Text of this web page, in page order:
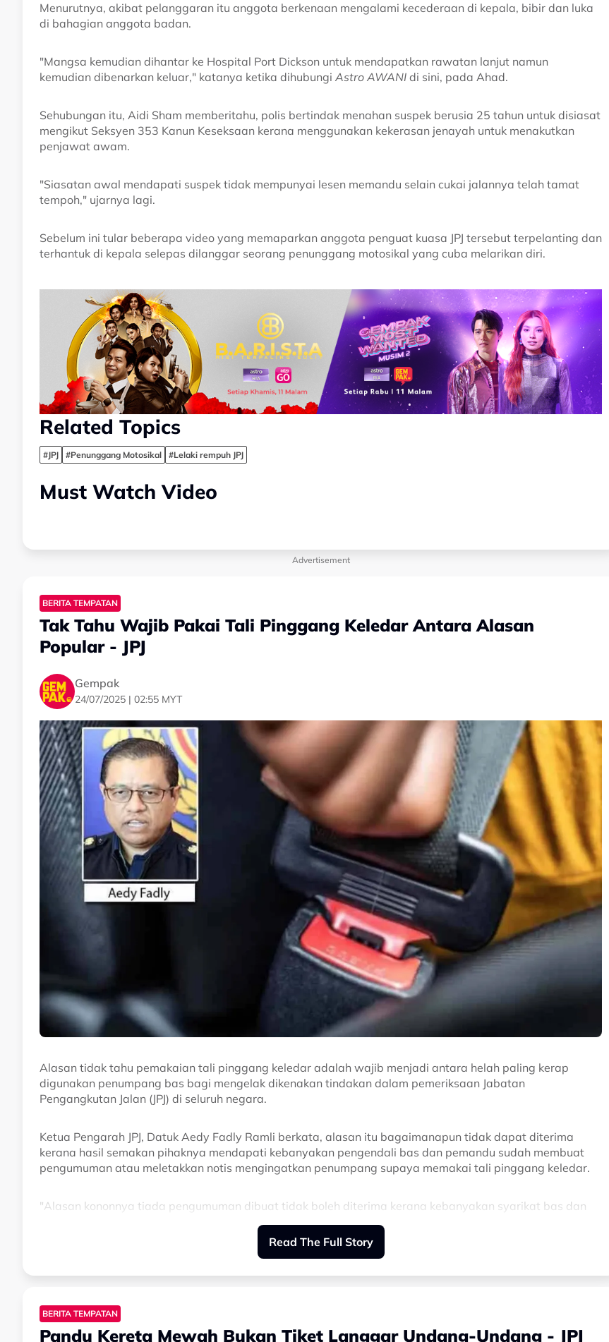
Menurutnya, akibat pelanggaran itu anggota berkenaan mengalami kecederaan di kepala, bibir dan luka
di bahagian anggota badan.
"Mangsa kemudian dihantar ke Hospital Port Dickson untuk mendapatkan rawatan lanjut namun
kemudian dibenarkan keluar," katanya ketika dihubungi Astro AWANI di sini, pada Ahad.
Sehubungan itu, Aidi Sham memberitahu, polis bertindak menahan suspek berusia 25 tahun untuk disiasat
mengikut Seksyen 353 Kanun Keseksaan kerana menggunakan kekerasan jenayah untuk menakutkan
penjawat awam.
"Siasatan awal mendapati suspek tidak mempunyai lesen memandu selain cukai jalannya telah tamat
tempoh," ujarnya lagi.
Sebelum ini tular beberapa video yang memaparkan anggota penguat kuasa JPJ tersebut terpelanting dan
terhantuk di kepala selepas dilanggar seorang penunggang motosikal yang cuba melarikan diri.
Related Topics
#JPJ #Penunggang Motosikal #Lelaki rempuh JPJ
Must Watch Video
Advertisement
BERITA TEMPATAN
Tak Tahu Wajib Pakai Tali Pinggang Keledar Antara Alasan
Popular - JPJ
Gempak
24/07/2025 | 02:55 MYT
Alasan tidak tahu pemakaian tali pinggang keledar adalah wajib menjadi antara helah paling kerap
digunakan penumpang bas bagi mengelak dikenakan tindakan dalam pemeriksaan Jabatan
Pengangkutan Jalan (JPJ) di seluruh negara.
Ketua Pengarah JPJ, Datuk Aedy Fadly Ramli berkata, alasan itu bagaimanapun tidak dapat diterima
kerana hasil semakan pihaknya mendapati kebanyakan pengendali bas dan pemandu sudah membuat
pengumuman atau meletakkan notis mengingatkan penumpang supaya memakai tali pinggang keledar.
"Alasan kononnya tiada pengumuman dibuat tidak boleh diterima kerana kebanyakan syarikat bas dan
"Malah kalau ada pelancong atau bukan warganegara, jika penumpang mereka tetap tertakluk kepada
di Telok Gong.
Read The Full Story
BERITA TEMPATAN
Pandu Kereta Mewah Bukan Tiket Langgar Undang-Undang - JPJ